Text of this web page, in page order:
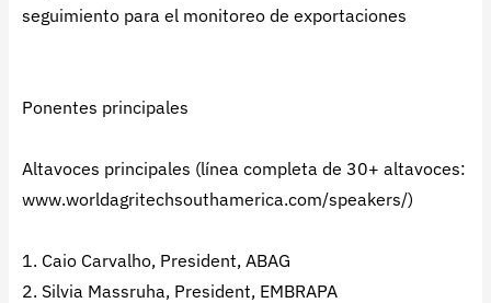
seguimiento para el monitoreo de exportaciones
Ponentes principales
Altavoces principales (línea completa de 30+ altavoces:
www.worldagritechsouthamerica.com/speakers/)
1. Caio Carvalho, President, ABAG
2. Silvia Massruha, President, EMBRAPA